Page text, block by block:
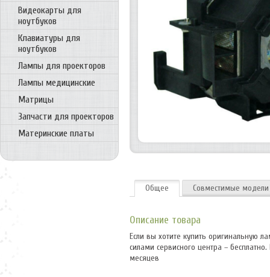
Общее Совместимые модели
Описание товара
Если вы хотите купить оригинальную
силами сервисного центра –
месяцев
Видеокарты для
ноутбуков
Клавиатуры для
ноутбуков
Лампы для проекторов
Лампы медицинские
Матрицы
Запчасти для проекторов
Материнские платы